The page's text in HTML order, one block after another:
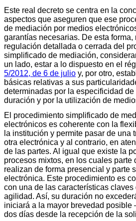
Este real decreto se centra en la
aspectos que aseguren que ese
de mediación por medios
garantías necesarias. De esta forma,
regulación detallada o cerrada del
simplificado de mediación,
un lado, estar a lo dispuesto en el
5/2012, de 6 de julio y, por otro,
básicas relativas a sus
determinadas por la especificidad de
duración y por la utilización de
El procedimiento simplificado de
electrónicos es coherente con la
la institución y permite pasar de una
otra electrónica y al contrario, en
de las partes. Al igual que existe la
procesos mixtos, en los cuales parte
realizan de forma presencial y parte
electrónica. Este procedimiento es
con una de las características
agilidad. Así, su duración no
iniciará a la mayor brevedad posible
dos días desde la recepción de la